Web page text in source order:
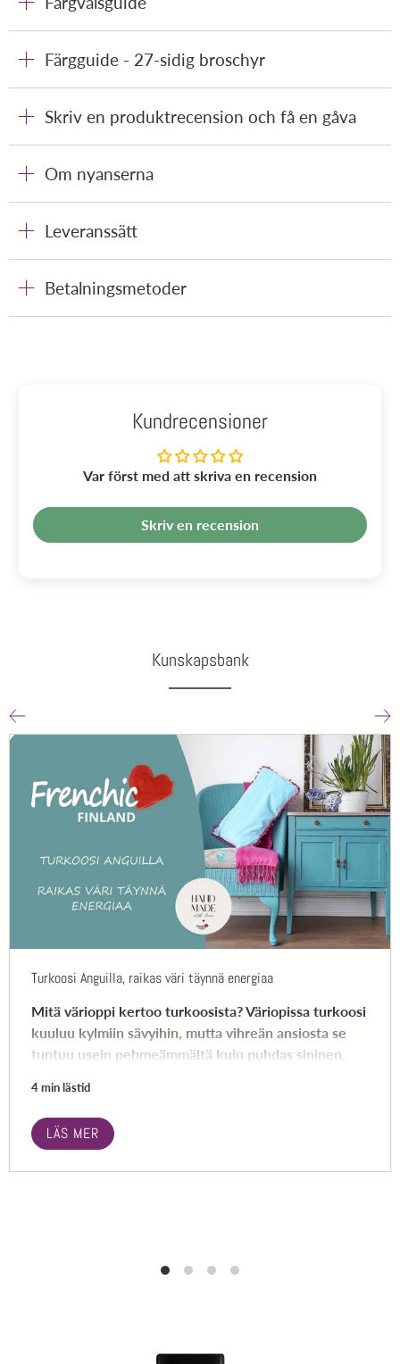
Färgguide - 27-sidig broschyr
Skriv en produktrecension och få en gåva
Om nyanserna
Leveranssätt
Betalningsmetoder
Kundrecensioner
Var först med att skriva en recension
Skriv en recension
Kunskapsbank
Turkoosi Anguilla, raikas väri täynnä energiaa
Mitä värioppi kertoo turkoosista? Väriopissa turkoosi
kuuluu kylmiin sävyihin, mutta vihreän ansiosta se
tuntuu usein pehmeämmältä kuin puhdas sininen.
4 min lästid
LÄS MER